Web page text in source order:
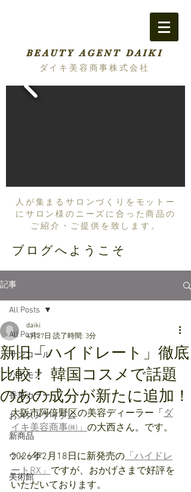
BEAUTY AGENT DAIKI
ダイキ美容商事株式会社
人が集まるサロンづくりをモットー
にサロン様のニーズに合った商品の
ご紹介・ご提供を致します。
ブログへようこそ
記事
All Posts
サンコール
パイモア
香草カラー
おススメアイテム
新商品
ウィッグ
美術館
All Posts
新旧「ハイドレート」徹底
比較！ 韓国コスメで話題
のあの成分が新たに追加！
daiki
4月27日 読了時間: 3分
大阪市阿倍野区の美容ディーラー「 ダ
イキ美容商事㈱」の大西さん。です。
2026年2月18日に新発売の「ハイドレ
ートRX」ですが、おかげさまで好評を
いただいております。